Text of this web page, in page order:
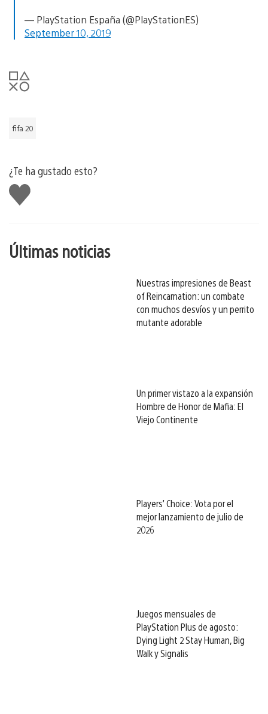
— PlayStation España (@PlayStationES)
September 10, 2019
fifa 20
¿Te ha gustado esto?
Me
gusta
esto
Últimas noticias
Nuestras impresiones de Beast
of Reincarnation: un combate
con muchos desvíos y un perrito
mutante adorable
Un primer vistazo a la expansión
Hombre de Honor de Mafia: El
Viejo Continente
Players’ Choice: Vota por el
mejor lanzamiento de julio de
2026
Juegos mensuales de
PlayStation Plus de agosto:
Dying Light 2 Stay Human, Big
Walk y Signalis